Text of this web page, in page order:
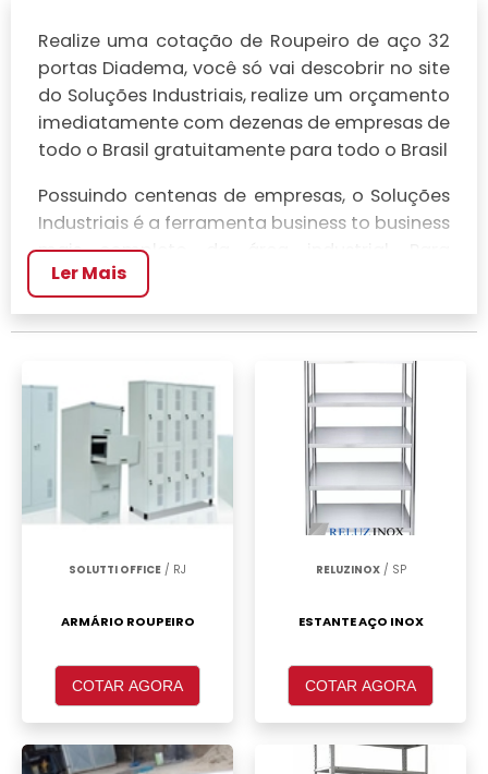
Realize uma cotação de Roupeiro de aço 32
portas Diadema, você só vai descobrir no site
do Soluções Industriais, realize um orçamento
imediatamente com dezenas de empresas de
todo o Brasil gratuitamente para todo o Brasil
Possuindo centenas de empresas, o Soluções
Industriais é a ferramenta business to business
mais completo da área industrial. Para
realizar um orçamento de Roupeiro de aço 32
portas Diadema, clique em um ou mais dos
anuciantes a seguir:
Ler Mais
SOLUTTI OFFICE / RJ
ARMÁRIO ROUPEIRO
COTAR AGORA
RELUZINOX/ SP
ESTANTE AÇO INOX
COTAR AGORA